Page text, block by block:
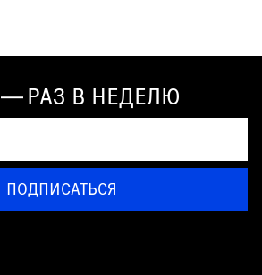
— РАЗ В НЕДЕЛЮ
ПОДПИСАТЬСЯ